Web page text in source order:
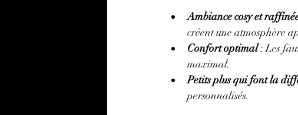
Ambiance cosy et
créent une atmosphère
Confort optimal : Les
maximal.
Petits plus qui font la
personnalisés.